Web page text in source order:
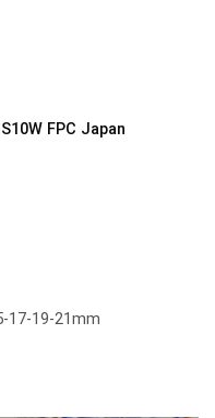
FPC Japan
17-19-21mm